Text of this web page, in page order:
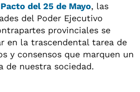
Pacto del 25 de Mayo, las
del Poder Ejecutivo
provinciales se
en la trascendental tarea de
y consensos que marquen un
de nuestra sociedad.